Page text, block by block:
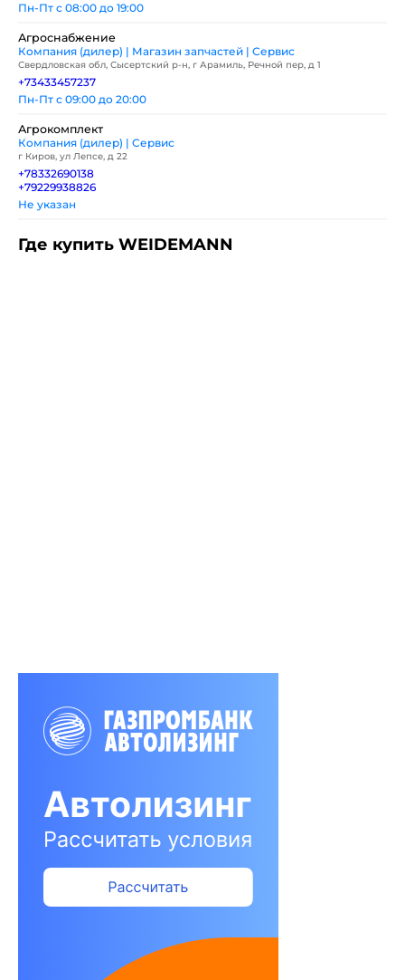
Пн-Пт с 08:00 до 19:00
Агроснабжение
Компания (дилер) | Магазин запчастей | Сервис
Свердловская обл, Сысертский р-н, г Арамиль, Речной пер, д 1
+73433457237
Пн-Пт с 09:00 до 20:00
Агрокомплект
Компания (дилер) | Сервис
г Киров, ул Лепсе, д 22
+78332690138
+79229938826
Не указан
Где купить WEIDEMANN